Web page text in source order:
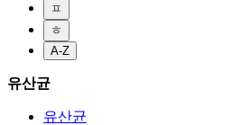
ㅍ
ㅎ
A-Z
유산균
유산균